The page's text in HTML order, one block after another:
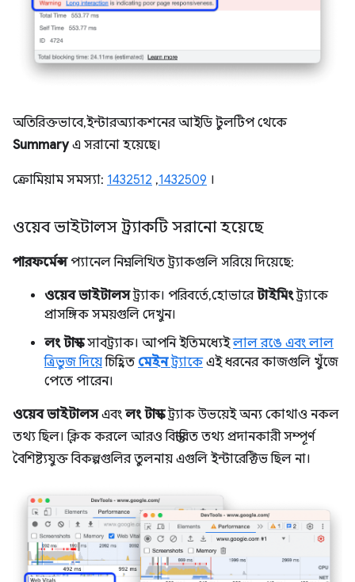
অতিরিক্তভাবে, ইন্টারঅ্যাকশনের আইডি টুলটিপ থেকে
Summaryএ সরানো হয়েছে।
ক্রোমিয়াম সমস্যা: 1432512 ,1432509 ।
ওয়েব ভাইটালস ট্র্যাকটি সরানো হয়েছে
পারফর্মেন্সপ্যানেল নিম্নলিখিত ট্র্যাকগুলি সরিয়ে দিয়েছে:
ওয়েব ভাইটালসট্র্যাক। পরিবর্তে, হোভারেটাইমিংট্র্যাকে
প্রাসঙ্গিক সময়গুলি দেখুন।
লং টাস্কসাবট্র্যাক। আপনি ইতিমধ্যেইলাল রঙে এবং লাল
ত্রিভুজ দিয়েচিহ্নিত মেইনট্র্যাকেএই ধরনের কাজগুলি খুঁজে
পেতে পারেন।
ওয়েব ভাইটালসএবং লং টাস্কট্র্যাক উভয়েই অন্য কোথাও নকল
তথ্য ছিল। ক্লিক করলে আরও বিস্তারিত তথ্য প্রদানকারী সম্পূর্ণ
বৈশিষ্ট্যযুক্ত বিকল্পগুলির তুলনায় এগুলি ইন্টারেক্টিভ ছিল না।